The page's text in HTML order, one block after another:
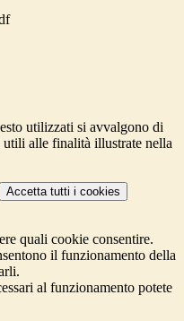
utilizzati si avvalgono di
utili alle finalità illustrate nella
Accetta tutti i cookies
quali cookie consentire.
il funzionamento della
al funzionamento potete